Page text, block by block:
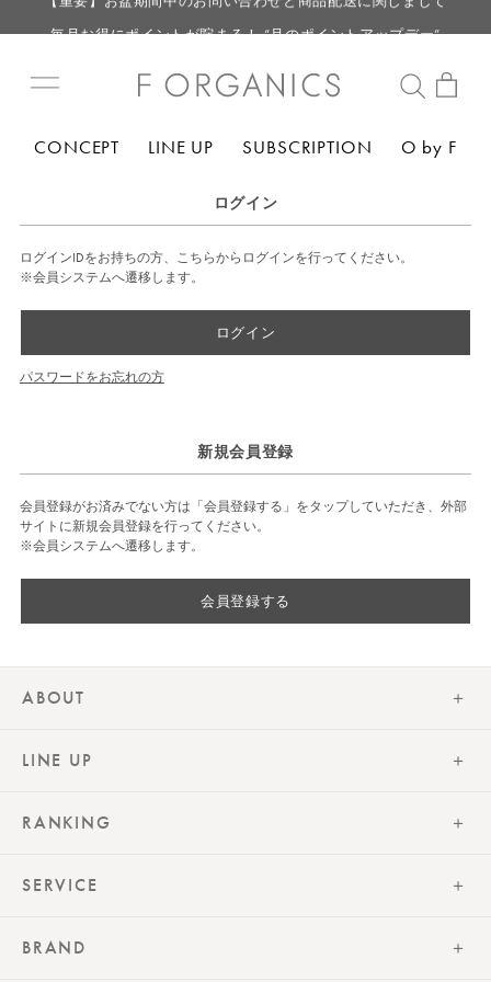
毎月お得にポイントが貯まる！ “月のポイントアップデー”
【重要】F ORGANICS Websiteの統合に関するお知らせ
LINE お友達登録で500円クーポン プレゼント
CONCEPT LINE UP SUBSCRIPTION O by F
ログイン
ログインIDをお持ちの方、こちらからログインを行ってください。
※会員システムへ遷移します。
ログイン
パスワードをお忘れの方
新規会員登録
会員登録がお済みでない方は「会員登録する」をタップしていただき、外部
サイトに新規会員登録を行ってください。
※会員システムへ遷移します。
会員登録する
ABOUT
LINE UP
RANKING
SERVICE
BRAND